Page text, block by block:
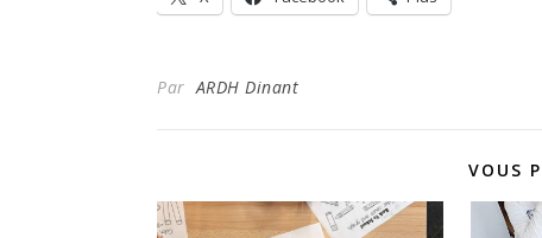
ParARDH Dinant
VOUS